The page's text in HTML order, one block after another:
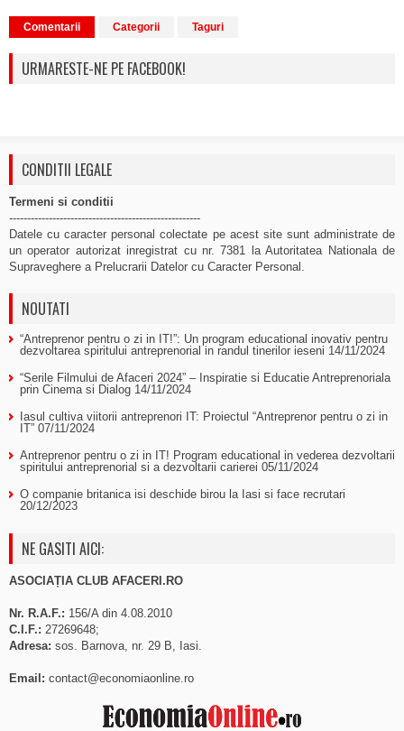
Comentarii Categorii Taguri
URMARESTE-NE PE FACEBOOK!
CONDITII LEGALE
Termeni si conditii
-----------------------------------------------------
Datele cu caracter personal colectate pe acest site sunt administrate de
un operator autorizat inregistrat cu nr. 7381 la Autoritatea Nationala de
Supraveghere a Prelucrarii Datelor cu Caracter Personal.
NOUTATI
“Antreprenor pentru o zi in IT!”: Un program educational inovativ pentru
dezvoltarea spiritului antreprenorial in randul tinerilor ieseni 14/11/2024
“Serile Filmului de Afaceri 2024” – Inspiratie si Educatie Antreprenoriala
prin Cinema si Dialog 14/11/2024
Iasul cultiva viitorii antreprenori IT: Proiectul “Antreprenor pentru o zi in
IT” 07/11/2024
Antreprenor pentru o zi in IT! Program educational in vederea dezvoltarii
spiritului antreprenorial si a dezvoltarii carierei 05/11/2024
O companie britanica isi deschide birou la Iasi si face recrutari
20/12/2023
NE GASITI AICI:
ASOCIAȚIA CLUB AFACERI.RO
Nr. R.A.F.: 156/A din 4.08.2010
C.I.F.: 27269648;
Adresa: sos. Barnova, nr. 29 B, Iasi.
Email: contact@economiaonline.ro